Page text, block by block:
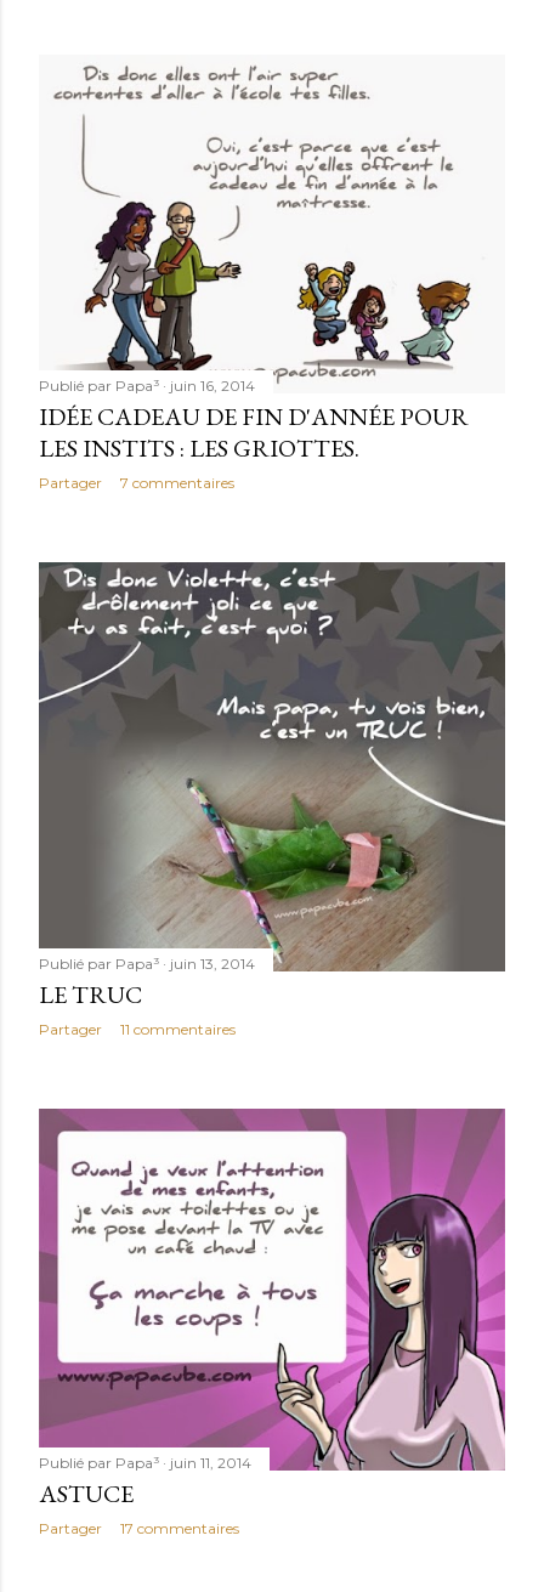
Publié par Papa³ juin 16, 2014
IDÉE CADEAU DE FIN D'ANNÉE POUR
LES INSTITS : LES GRIOTTES.
Partager 7 commentaires
Publié par Papa³ juin 13, 2014
LE TRUC
Partager 11 commentaires
Publié par Papa³ juin 11, 2014
ASTUCE
Partager 17 commentaires